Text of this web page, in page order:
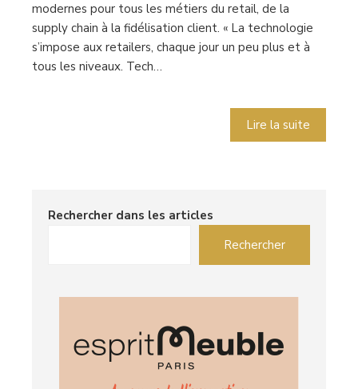
modernes pour tous les métiers du retail, de la
supply chain à la fidélisation client. « La technologie
s’impose aux retailers, chaque jour un peu plus et à
tous les niveaux. Tech…
Lire la suite
Rechercher dans les articles
Rechercher